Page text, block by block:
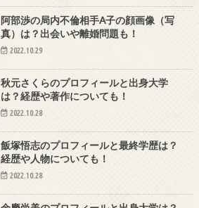
阿部渉の局内不倫相手A子の顔画像（写
真）は？出会いや離婚問題も！
2022.10.29
秋元さくらのプロフィールと出身大学
は？経歴や著作についても！
2022.10.28
飯塚悟志のプロフィールと最終学歴は？
経歴や人物についても！
2022.10.28